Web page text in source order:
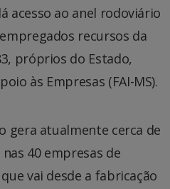
acesso ao anel rodoviário
recursos da
próprios do Estado,
às Empresas (FAI-MS).
gera atualmente cerca de
40 empresas de
vai desde a fabricação